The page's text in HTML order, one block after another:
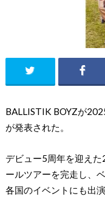
BALLISTIK BOYZが
が発表された。
デビュー5周年を迎え
ールツアーを完走し、
各国のイベントにも出